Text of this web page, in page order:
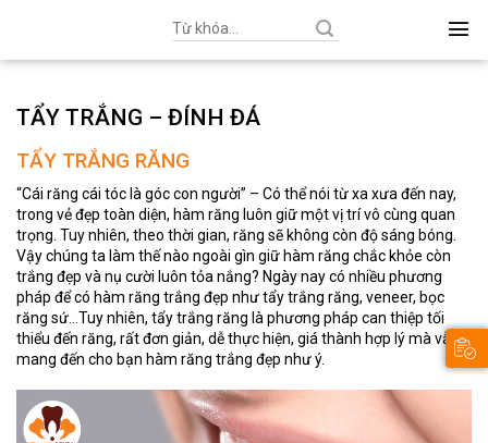
Search
for:
TẨY TRẮNG – ĐÍNH ĐÁ
TẨY TRẮNG RĂNG
“Cái răng cái tóc là góc con người” – Có thể nói từ xa xưa đến nay,
trong vẻ đẹp toàn diện, hàm răng luôn giữ một vị trí vô cùng quan
trọng. Tuy nhiên, theo thời gian, răng sẽ không còn độ sáng bóng.
Vậy chúng ta làm thế nào ngoài gìn giữ hàm răng chắc khỏe còn
trắng đẹp và nụ cười luôn tỏa nắng? Ngày nay có nhiều phương
pháp để có hàm răng trắng đẹp như tẩy trắng răng, veneer, bọc
răng sứ…Tuy nhiên, tẩy trắng răng là phương pháp can thiệp tối
thiểu đến răng, rất đơn giản, dễ thực hiện, giá thành hợp lý mà vẫn
mang đến cho bạn hàm răng trắng đẹp như ý.